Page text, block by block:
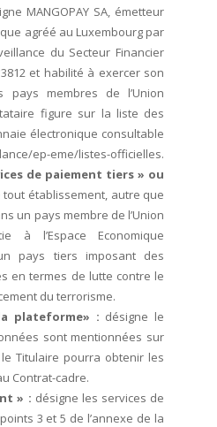
MANGOPAY SA, émetteur
agréé au Luxembourg par
du Secteur Financier
et habilité à exercer son
membres de l’Union
figure sur la liste des
électronique consultable
ep-eme/listes-officielles.
de paiement tiers » ou
tout établissement, autre que
un pays membre de l’Union
à l’Espace Economique
pays tiers imposant des
en termes de lutte contre le
du terrorisme.
plateforme» : désigne le
sont mentionnées sur
Titulaire pourra obtenir les
Contrat-cadre.
» : désigne les services de
3 et 5 de l’annexe de la